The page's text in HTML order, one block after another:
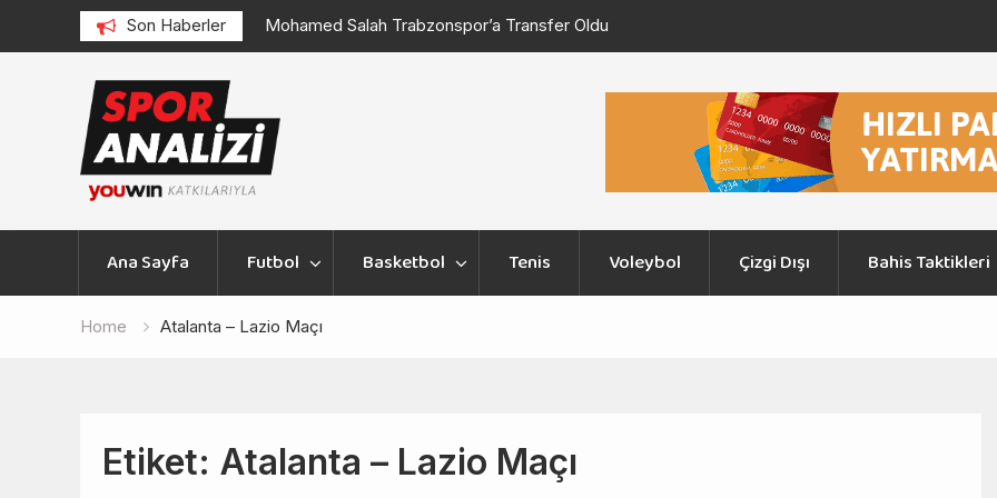
Son Haberler
Mohamed Salah Trabzonspor’a Transfer Oldu Konferans Ligi 3. Eleme Turu Ajax – Shelbourne Maçı
Graz
Ana Sayfa Futbol Basketbol Tenis Voleybol Çizgi Dışı Bahis Taktikleri
Home Atalanta – Lazio Maçı
Etiket: Atalanta – Lazio Maçı